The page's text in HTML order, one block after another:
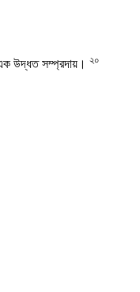
উদ্ধত সম্প্রদায়। ২০